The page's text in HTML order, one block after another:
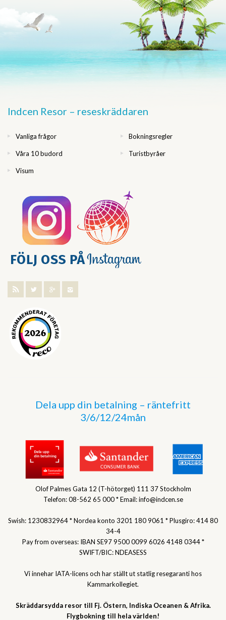
Indcen Resor – reseskräddaren
Vanliga frågor Bokningsregler
Våra 10 budord Turistbyråer
Visum
Dela upp din betalning – räntefritt
3/6/12/24mån
Olof Palmes Gata 12 (T-hötorget) 111 37 Stockholm
Telefon: 08-562 65 000 * Email: info@indcen.se
Swish: 1230832964 * Nordea konto 3201 180 9061 * Plusgiro: 414 80
34-4
Pay from overseas: IBAN SE97 9500 0099 6026 4148 0344 *
SWIFT/BIC: NDEASESS
Vi innehar IATA-licens och har ställt ut statlig resegaranti hos
Kammarkollegiet.
Skräddarsydda resor till Fj. Östern, Indiska Oceanen & Afrika.
Flygbokning till hela världen!